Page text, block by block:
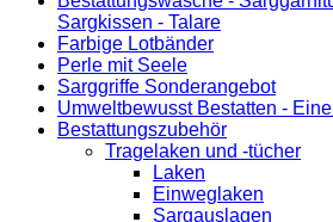
Sargkissen - Talare
Farbige Lotbänder
Perle mit Seele
Sarggriffe Sonderangebot
Umweltbewusst Bestatten -
Bestattungszubehör
Tragelaken und -tücher
Laken
Einweglaken
Sargauslagen